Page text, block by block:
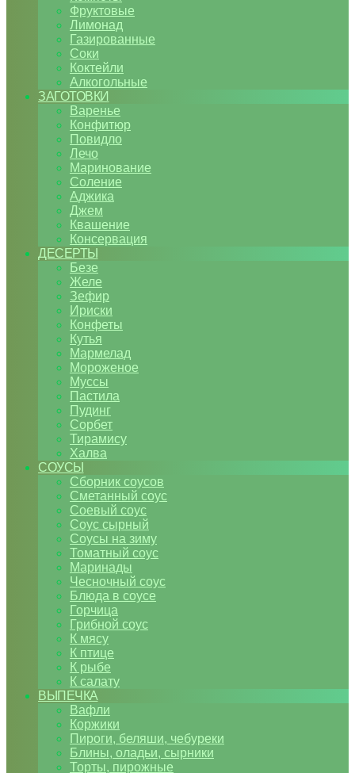
Фруктовые
Лимонад
Газированные
Соки
Коктейли
Алкогольные
ЗАГОТОВКИ
Варенье
Конфитюр
Повидло
Лечо
Маринование
Соление
Аджика
Джем
Квашение
Консервация
ДЕСЕРТЫ
Безе
Желе
Зефир
Ириски
Конфеты
Кутья
Мармелад
Мороженое
Муссы
Пастила
Пудинг
Сорбет
Тирамису
Халва
СОУСЫ
Сборник соусов
Сметанный соус
Соевый соус
Соус сырный
Соусы на зиму
Томатный соус
Маринады
Чесночный соус
Блюда в соусе
Горчица
Грибной соус
К мясу
К птице
К рыбе
К салату
ВЫПЕЧКА
Вафли
Коржики
Пироги, беляши, чебуреки
Блины, оладьи, сырники
Торты, пирожные